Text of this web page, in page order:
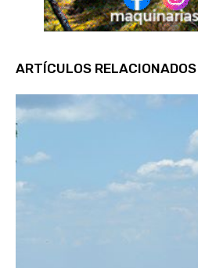
ARTÍCULOS RELACIONADOS